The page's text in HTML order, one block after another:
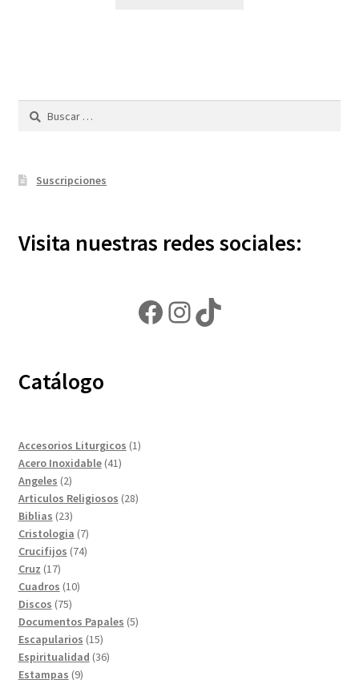
Buscar:
Suscripciones
Visita nuestras redes sociales:
Facebook
Instagram
TikTok
Catálogo
Accesorios Liturgicos 11
Acero Inoxidable 4141
Angeles 22
productos
Articulos Religiosos 2828
Biblias 2323
productos
Cristologia 77
productos
Crucifijos 7474
Cruz 1717
productos
Cuadros 1010
Discos 7575
productos
Documentos Papales 55
Escapularios 1515
productos
Espiritualidad 3636
Estampas 99